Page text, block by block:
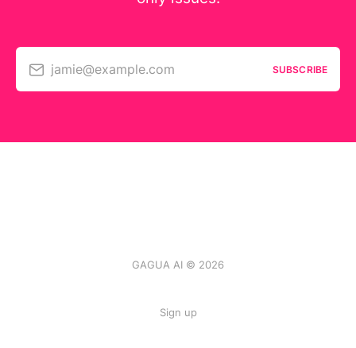
jamie@example.com SUBSCRIBE
GAGUA AI © 2026
Sign up